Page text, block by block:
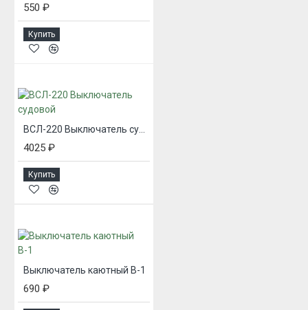
550 ₽
Купить
ВСЛ-220 Выключатель судовой
4025 ₽
Купить
Выключатель каютный В-1
690 ₽